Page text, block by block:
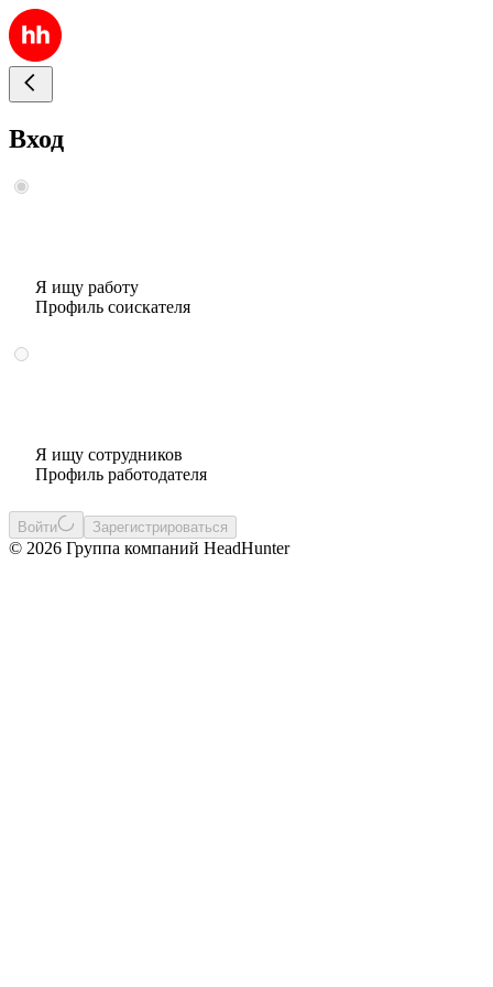
Вход
Я ищу работу
Профиль соискателя
Я ищу сотрудников
Профиль работодателя
Войти Зарегистрироваться
© 2026 Группа компаний HeadHunter